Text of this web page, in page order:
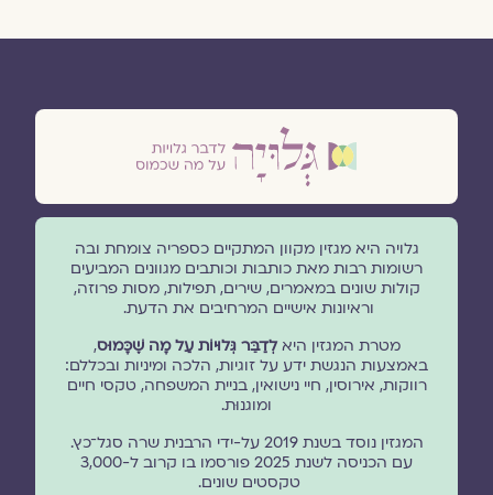
גלויה היא מגזין מקוון המתקיים כספריה צומחת ובה
רשומות רבות מאת כותבות וכותבים מגוונים המביעים
קולות שונים במאמרים, שירים, תפילות, מסות פרוזה,
וראיונות אישיים המרחיבים את הדעת.
מטרת המגזין היאלְדַבֵּר גְּלוּיוֹת עַל מָה שֶׁכָּמוּס,
באמצעות הנגשת ידע על זוגיות, הלכה ומיניות ובכללם:
רווקות, אירוסין, חיי נישואין, בניית המשפחה, טקסי חיים
ומוגנוּת.
המגזין נוסד בשנת 2019 על-ידי הרבנית שרה סגל־כץ.
עם הכניסה לשנת 2025 פורסמו בו קרוב ל-3,000
טקסטים שונים.